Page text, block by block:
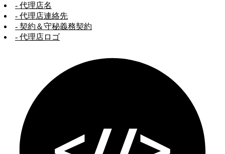
- 代理店名
- 代理店連絡先
- 契約＆守秘義務契約
- 代理店ロゴ